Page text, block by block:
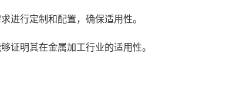
进行定制和配置，确保适用性。
证明其在金属加工行业的适用性。